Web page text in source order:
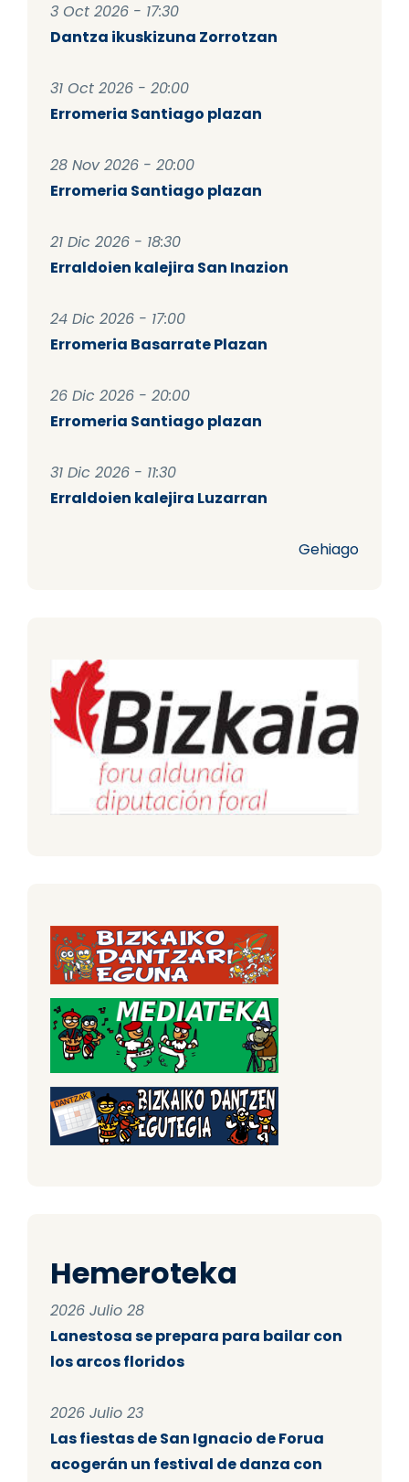
3 Oct 2026 - 17:30
Dantza ikuskizuna Zorrotzan
31 Oct 2026 - 20:00
Erromeria Santiago plazan
28 Nov 2026 - 20:00
Erromeria Santiago plazan
21 Dic 2026 - 18:30
Erraldoien kalejira San Inazion
24 Dic 2026 - 17:00
Erromeria Basarrate Plazan
26 Dic 2026 - 20:00
Erromeria Santiago plazan
31 Dic 2026 - 11:30
Erraldoien kalejira Luzarran
Gehiago
Hemeroteka
2026 Julio 28
Lanestosa se prepara para bailar con
los arcos floridos
2026 Julio 23
Las fiestas de San Ignacio de Forua
acogerán un festival de danza con